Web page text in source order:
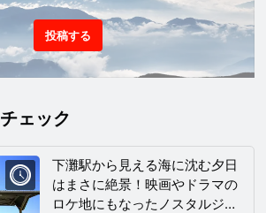
投稿する
ェック
下灘駅から見える海に沈む夕日
はまさに絶景！映画やドラマの
ロケ地にもなったノスタルジッ